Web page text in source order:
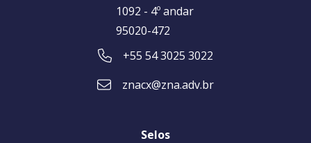
1092 - 4º andar
95020-472
+55 54 3025 3022
znacx@zna.adv.br
Selos